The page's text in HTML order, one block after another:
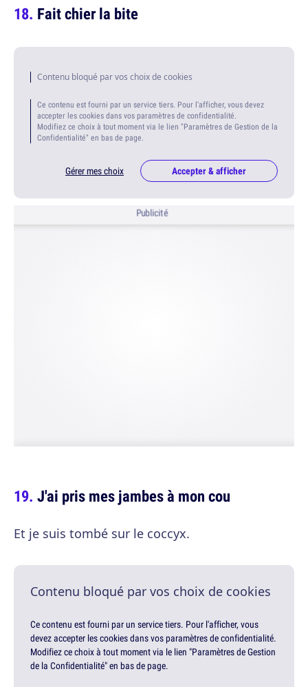
Fait chier la bite
Contenu bloqué par vos choix de cookies
Ce contenu est fourni par un service tiers. Pour l'afficher, vous devez
accepter les cookies dans vos paramètres de confidentialité.
Modifiez ce choix à tout moment via le lien "Paramètres de Gestion de la
Confidentialité" en bas de page.
Gérer mes choix Accepter & afficher
Publicité
J'ai pris mes jambes à mon cou
Et je suis tombé sur le coccyx.
Contenu bloqué par vos choix de cookies
Ce contenu est fourni par un service tiers. Pour l'afficher, vous
devez accepter les cookies dans vos paramètres de confidentialité.
Modifiez ce choix à tout moment via le lien "Paramètres de Gestion
de la Confidentialité" en bas de page.